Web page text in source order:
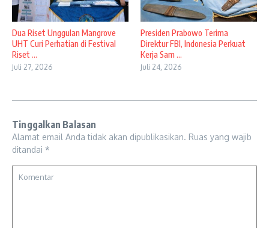
Dua Riset Unggulan Mangrove
UHT Curi Perhatian di Festival
Riset ...
Juli 27, 2026
Presiden Prabowo Terima
Direktur FBI, Indonesia Perkuat
Kerja Sam ...
Juli 24, 2026
Tinggalkan Balasan
Alamat email Anda tidak akan dipublikasikan. Ruas yang wajib
ditandai *